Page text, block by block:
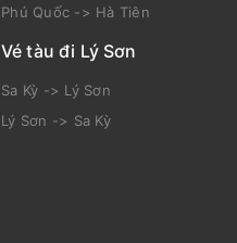
Phú Quốc -> Hà Tiên
Vé tàu đi Lý Sơn
Sa Kỳ -> Lý Sơn
Lý Sơn -> Sa Kỳ